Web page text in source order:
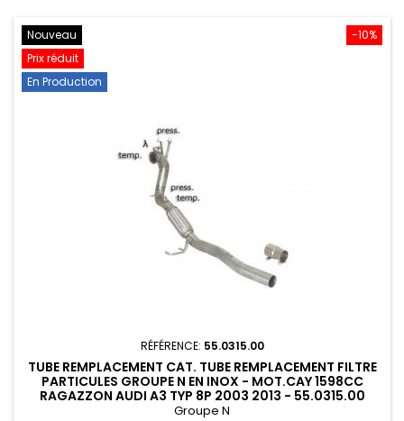
-10%
Nouveau
Prix réduit
En Production
RÉFÉRENCE: 55.0315.00
TUBE REMPLACEMENT CAT. TUBE REMPLACEMENT FILTRE
PARTICULES GROUPE N EN INOX - MOT.CAY 1598CC
RAGAZZON AUDI A3 TYP 8P 2003 2013 - 55.0315.00
Groupe N